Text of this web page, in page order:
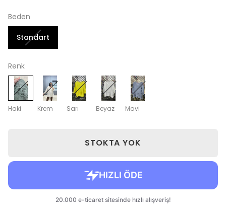
Beden
Standart
Renk
Haki Krem Sarı Beyaz Mavi
STOKTA YOK